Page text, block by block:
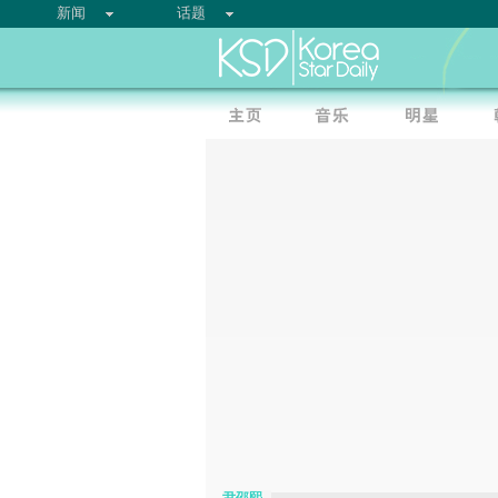
新闻 话题